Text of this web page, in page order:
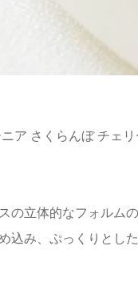
ニア さくらんぼ チ
の立体的なフォルム
込み、ぷっくりとし